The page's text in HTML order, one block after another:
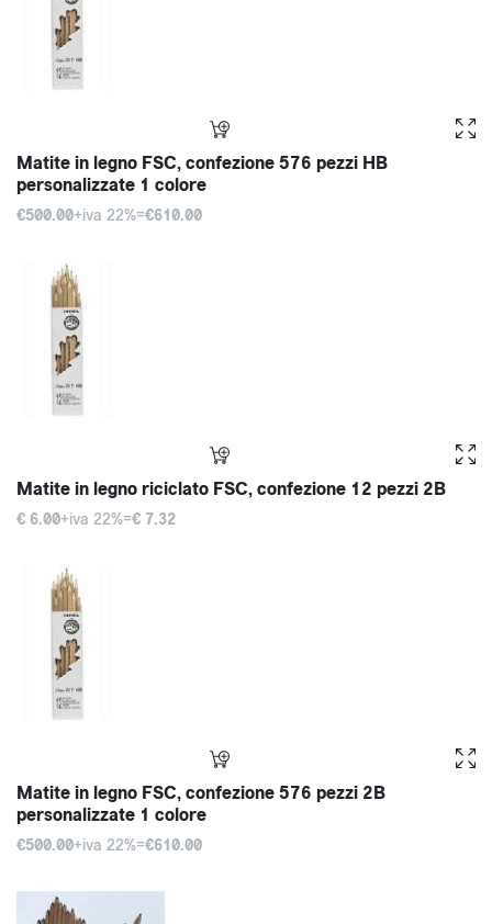
Matite in legno FSC, confezione 576 pezzi HB
personalizzate 1 colore
€500.00+iva 22%=€610.00
Matite in legno riciclato FSC, confezione 12 pezzi 2B
€ 6.00+iva 22%=€ 7.32
Matite in legno FSC, confezione 576 pezzi 2B
personalizzate 1 colore
€500.00+iva 22%=€610.00